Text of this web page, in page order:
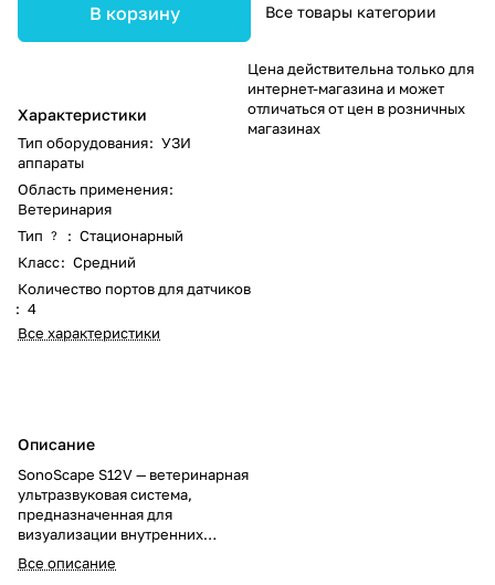
В корзину
Характеристики
Тип оборудования: УЗИ
аппараты
Область применения:
Ветеринария
Тип
? : Стационарный
Класс: Средний
Количество портов для датчиков
: 4
Все характеристики
Описание
SonoScape S12V — ветеринарная
ультразвуковая система,
предназначенная для
визуализации внутренних
органов животных в различных
клинических сценариях.
Все описание
Все товары категории
Цена действительна только для
интернет-магазина и может
отличаться от цен в розничных
магазинах